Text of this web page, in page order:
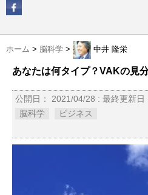
ホーム > 脳科学 > 中井 隆栄
あなたは何タイプ？VAKの見
公開日： 2021/04/28 : 最終更新
脳科学
ビジネス